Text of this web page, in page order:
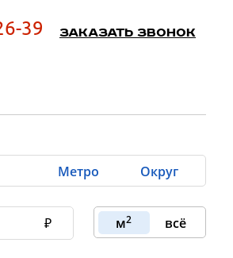
39 Заказать звонок
Метро Округ
м2 всё